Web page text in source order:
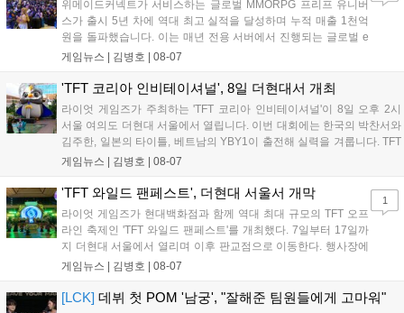
위메이드커넥트가 서비스하는 글로벌 MMORPG 프리프 유니버
스가 출시 5년 차에 역대 최고 실적을 달성하며 누적 매출 1천억
원을 돌파했습니다. 이는 매년 전용 서버에서 진행되는 글로벌 e
스포츠 대회 FWC의 영향이 큽니다. FWC는 이용자가 동일한 조
은 전년 대비 매출과 이용자 지표가 대폭 상승하는 성과를 냈습니
FWC 그랜드 파이널이 개최될 예정이며, 위메이드커넥트는 이를
통해 커뮤니티 중심의 장기 성장 모델을 지속할 방침입니다....
게임뉴스 | 김병호 | 08-07
'TFT 코리아 인비테이셔널', 8일 더현대서 개최
라이엇 게임즈가 주최하는 'TFT 코리아 인비테이셔널'이 8일 오후 2시
서울 여의도 더현대 서울에서 열립니다. 이번 대회에는 한국의 박찬서와
김주한, 일본의 타이틀, 베트남의 YBY1이 출전해 실력을 겨룹니다. TFT
는 소속팀 없이 개인 자격으로 참가하는 독특한 대회 구조를 가지며, 누
17일까지 이어지는 이번 행사는 신규 세트 체험과 공연 등 다양한 즐길
거리를 제공하며, 이후 현대백화점 판교점에서도 행사가 이어질 예정입
니다. 연말에는 라스베이거스 오픈이 개최됩니다....
게임뉴스 | 김병호 | 08-07
'TFT 와일드 팬페스트', 더현대 서울서 개막
라이엇 게임즈가 현대백화점과 함께 역대 최대 규모의 TFT 오프
라인 축제인 'TFT 와일드 팬페스트'를 개최했다. 7일부터 17일까
지 더현대 서울에서 열리며 이후 판교점으로 이동한다. 행사장에
는 체험, 스페셜, 무대 존이 마련됐으며 8일 오후 2시 인비테이셔
연 등 다채로운 일정이 준비되어 있다. 사전 예약은 조기 마감될
게임뉴스 | 김병호 | 08-07
1
[LCK] 데뷔 첫 POM '남궁', "잘해준 팀원들에게 고마워"